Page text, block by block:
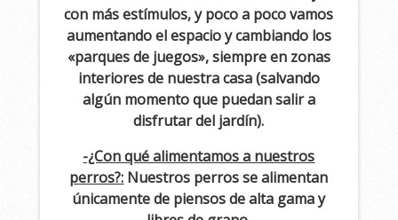
con más estímulos, y poco a poco vamos
aumentando el espacio y cambiando los
«parques de juegos», siempre en zonas
interiores de nuestra casa (salvando
algún momento que puedan salir a
disfrutar del jardín).
-¿Con qué alimentamos a nuestros
perros?: Nuestros perros se alimentan
únicamente de piensos de alta gama y